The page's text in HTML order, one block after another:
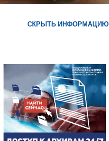
СКРЫТЬ ИНФОРМАЦИЮ